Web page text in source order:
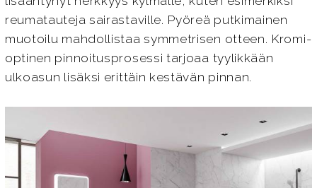
reumatauteja sairastaville. Pyöreä putkimainen
muotoilu mahdollistaa symmetrisen otteen. Kromi-
optinen pinnoitusprosessi tarjoaa tyylikkään
ulkoasun lisäksi erittäin kestävän pinnan.